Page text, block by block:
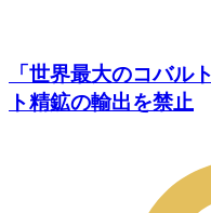
「世界最大のコバ
ト精鉱の輸出を禁止